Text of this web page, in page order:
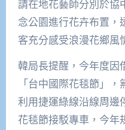
請在地花藝師分別於協
念公園進行花卉布置，
客充分感受浪漫花鄉風
韓局長提醒，今年度因
「台中國際花毯節」
利用捷運綠線沿線周邊
花毯節接駁專車，今年